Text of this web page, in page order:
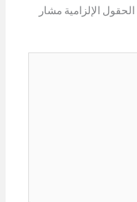
الحقول الإلزامية مشار